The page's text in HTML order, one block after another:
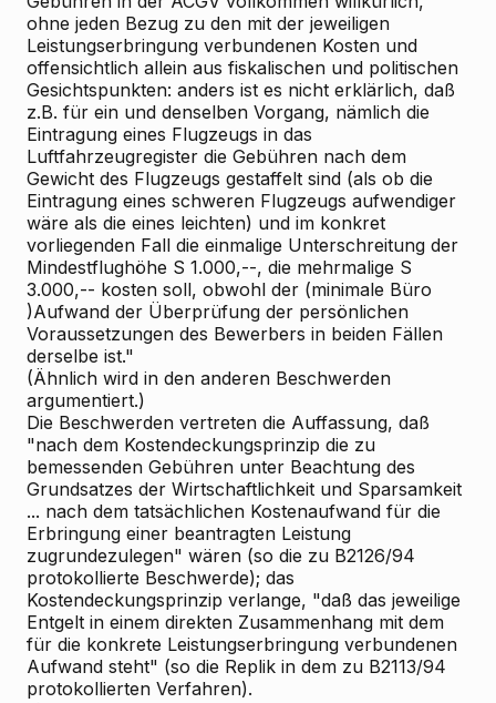
ohne jeden Bezug zu den mit der jeweiligen
Leistungserbringung verbundenen Kosten und
offensichtlich allein aus fiskalischen und politischen
Gesichtspunkten: anders ist es nicht erklärlich, daß
z.B. für ein und denselben Vorgang, nämlich die
Eintragung eines Flugzeugs in das
Luftfahrzeugregister die Gebühren nach dem
Gewicht des Flugzeugs gestaffelt sind (als ob die
Eintragung eines schweren Flugzeugs aufwendiger
wäre als die eines leichten) und im konkret
vorliegenden Fall die einmalige Unterschreitung der
Mindestflughöhe S 1.000,--, die mehrmalige S
3.000,-- kosten soll, obwohl der (minimale Büro
)Aufwand der Überprüfung der persönlichen
Voraussetzungen des Bewerbers in beiden Fällen
derselbe ist."
(Ähnlich wird in den anderen Beschwerden
argumentiert.)
Die Beschwerden vertreten die Auffassung, daß
"nach dem Kostendeckungsprinzip die zu
bemessenden Gebühren unter Beachtung des
Grundsatzes der Wirtschaftlichkeit und Sparsamkeit
... nach dem tatsächlichen Kostenaufwand für die
Erbringung einer beantragten Leistung
zugrundezulegen" wären (so die zu B2126/94
protokollierte Beschwerde); das
Kostendeckungsprinzip verlange, "daß das jeweilige
Entgelt in einem direkten Zusammenhang mit dem
für die konkrete Leistungserbringung verbundenen
Aufwand steht" (so die Replik in dem zu B2113/94
protokollierten Verfahren).